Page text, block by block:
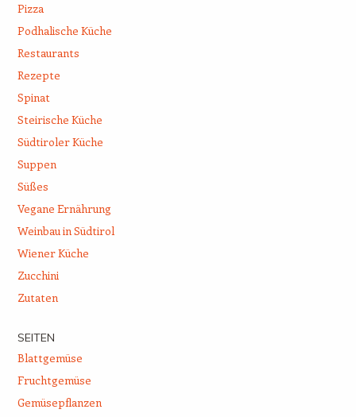
Pizza
Podhalische Küche
Restaurants
Rezepte
Spinat
Steirische Küche
Südtiroler Küche
Suppen
Süßes
Vegane Ernährung
Weinbau in Südtirol
Wiener Küche
Zucchini
Zutaten
SEITEN
Blattgemüse
Fruchtgemüse
Gemüsepflanzen